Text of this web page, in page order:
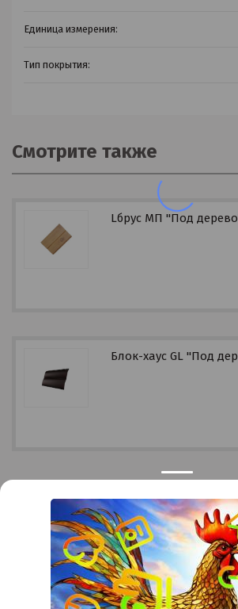
Единица измерения:
Тип покрытия:
Смотрите также
Lбрус МП "Под
Блок-хаус GL "Под
Контакты
Краснодар Тимашевск Темрюк
+7 (861) 298-41-90 +7 (861)
Российская, дом 269/10А